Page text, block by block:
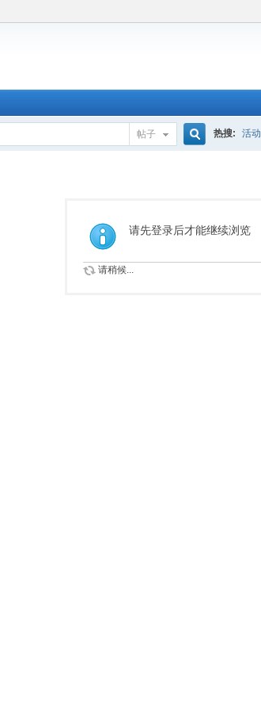
帖子
索
热搜: 活动
请先登录后才能继续浏览
请稍候...